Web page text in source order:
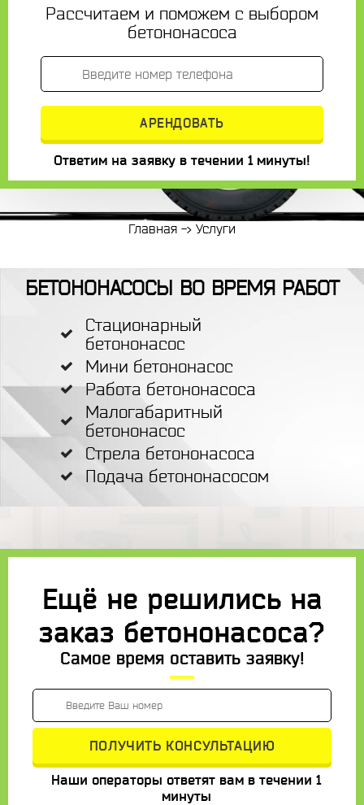
Рассчитаем и поможем с выбором
бетононасоса
Ответим на заявку в течении 1 минуты!
Главная -> Услуги
БЕТОНОНАСОСЫ ВО ВРЕМЯ РАБОТ
Стационарный
бетононасос
Мини бетононасос
Работа бетононасоса
Малогабаритный
бетононасос
Стрела бетононасоса
Подача бетононасосом
Ещё не решились на
заказ бетононасоса?
Самое время оставить заявку!
Наши операторы ответят вам в течении 1
минуты